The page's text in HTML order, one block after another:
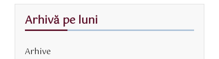
Arhivă pe luni
Arhive